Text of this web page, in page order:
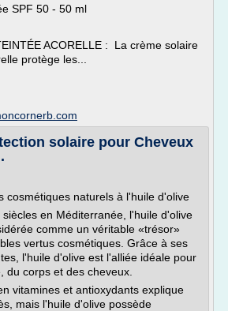
SPF 50 - 50 ml
ACORELLE : La crème solaire
protège les...
solaire pour Cheveux
cosmétiques naturels à l'huile d'olive
siècles en Méditerranée, l'huile d'olive
comme un véritable «trésor»
vertus cosmétiques. Grâce à ses
l'huile d'olive est l'alliée idéale pour
du corps et des cheveux.
vitamines et antioxydants explique
mais l'huile d'olive possède